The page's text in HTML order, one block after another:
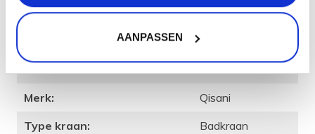
AANPASSEN
badkamer.
Product
Artikelcode:
25608.06
Merk:
Qisani
Type kraan:
Badkraan